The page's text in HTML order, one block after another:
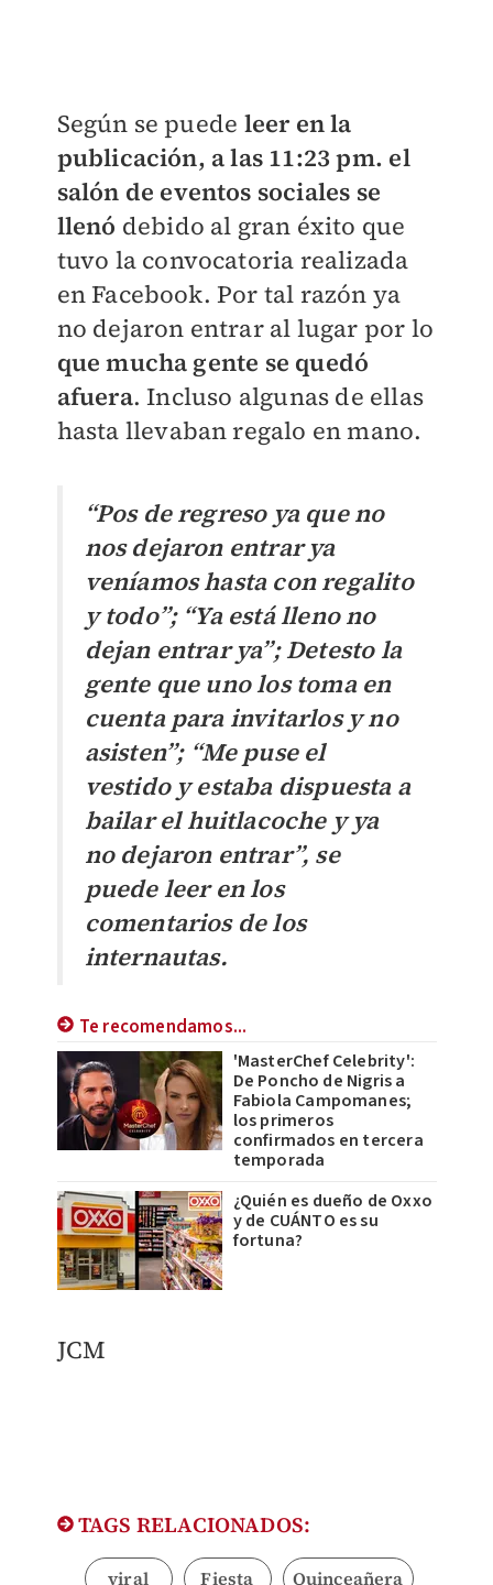
Según se puede leer en la
publicación, a las 11:23 pm. el
salón de eventos sociales se
llenó debido al gran éxito que
tuvo la convocatoria realizada
en Facebook. Por tal razón ya
no dejaron entrar al lugar por lo
que mucha gente se quedó
afuera. Incluso algunas de ellas
hasta llevaban regalo en mano.
“Pos de regreso ya que no
nos dejaron entrar ya
veníamos hasta con regalito
y todo”; “Ya está lleno no
dejan entrar ya”; Detesto la
gente que uno los toma en
cuenta para invitarlos y no
asisten”; “Me puse el
vestido y estaba dispuesta a
bailar el huitlacoche y ya
no dejaron entrar”, se
puede leer en los
comentarios de los
internautas.
Te recomendamos...
'MasterChef Celebrity':
De Poncho de Nigris a
Fabiola Campomanes;
los primeros
confirmados en tercera
temporada
¿Quién es dueño de Oxxo
y de CUÁNTO es su
fortuna?
JCM
TAGS RELACIONADOS:
viral Fiesta Quinceañera